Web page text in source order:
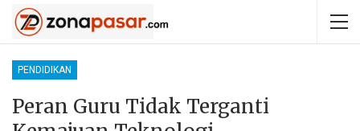
PENDIDIKAN
Peran Guru Tidak Terganti